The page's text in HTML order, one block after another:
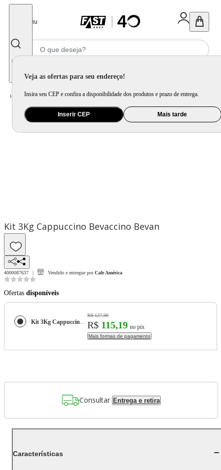
Menu
Veja as ofertas para seu endereço!
Insira seu CEP e confira a disponibilidade dos produtos e prazo de entrega.
Inserir CEP Mais tarde
Home Mercado / Bebida Bebida Não Alcoolica
Kit 3Kg Cappuccino Bevaccino Bevan
4000087637 Vendido e entregue por Cafe América
Ofertas disponíveis
Kit 3Kg Cappuccino Bevaccino Bevan
R$ 127,99
R$ 115,19 no pix
Mais formas de pagamento
Consultar Entrega e retira
Características